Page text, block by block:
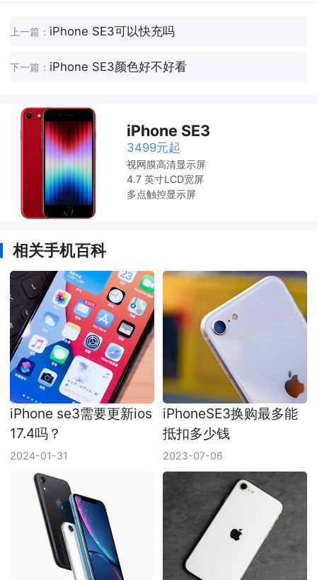
上一篇： iPhone SE3可以快充吗
下一篇： iPhone SE3颜色好不好看
iPhone SE3
3499元起
视网膜高清显示屏
4.7 英寸LCD宽屏
多点触控显示屏
相关手机百科
iPhone se3需要更新ios
17.4吗？
2024-01-31
iPhoneSE3换购最多能
抵扣多少钱
2023-07-06